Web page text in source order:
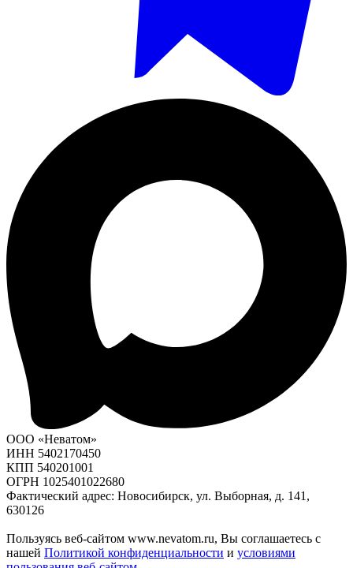
ООО «Неватом»
ИНН 5402170450
КПП 540201001
ОГРН 1025401022680
Фактический адрес: Новосибирск, ул. Выборная, д. 141,
630126
Пользуясь веб-сайтом www.nevatom.ru, Вы соглашаетесь с
нашей Политикой конфиденциальности и условиями